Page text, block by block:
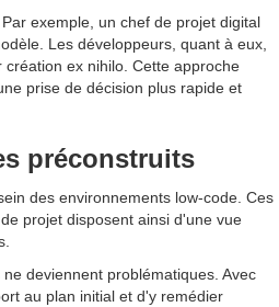
exemple, un chef de projet digital
Les développeurs, quant à eux,
ex nihilo. Cette approche
prise de décision plus rapide et
préconstruits
des environnements low-code. Ces
projet disposent ainsi d'une vue
deviennent problématiques. Avec
au plan initial et d'y remédier